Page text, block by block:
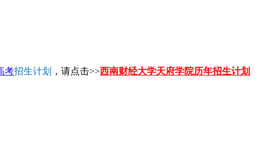
考招生计划 ，请点击>>西南财经大学天府学院历年招生计划